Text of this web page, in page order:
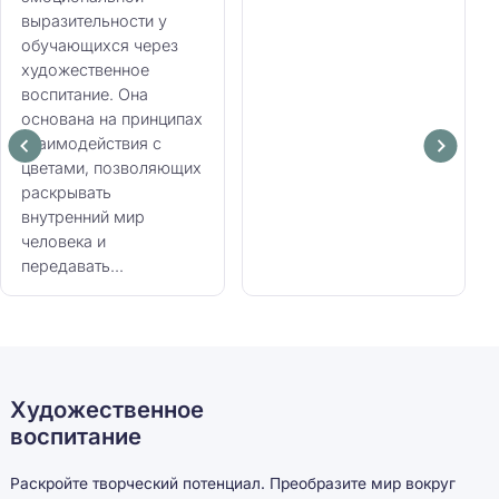
выразительности у
обучающихся через
художественное
воспитание. Она
основана на принципах
взаимодействия с
цветами, позволяющих
раскрывать
внутренний мир
человека и
передавать...
Художественное
воспитание
Раскройте творческий потенциал. Преобразите мир вокруг